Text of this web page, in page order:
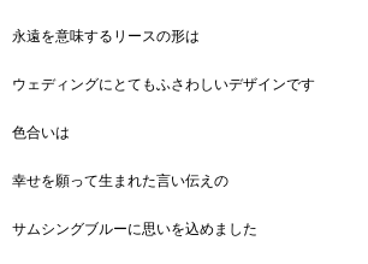
永遠を意味するリースの形は
ウェディングにとてもふさわしいデザインです
色合いは
幸せを願って生まれた言い伝えの
サムシングブルーに思いを込めました